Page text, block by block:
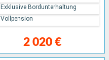
2 020 €
Exklusive Bordunterhaltung
Vollpension